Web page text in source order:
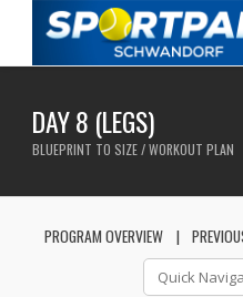
DAY 8 (LEGS)
BLUEPRINT TO SIZE / WORKOUT PLAN
PROGRAM OVERVIEW